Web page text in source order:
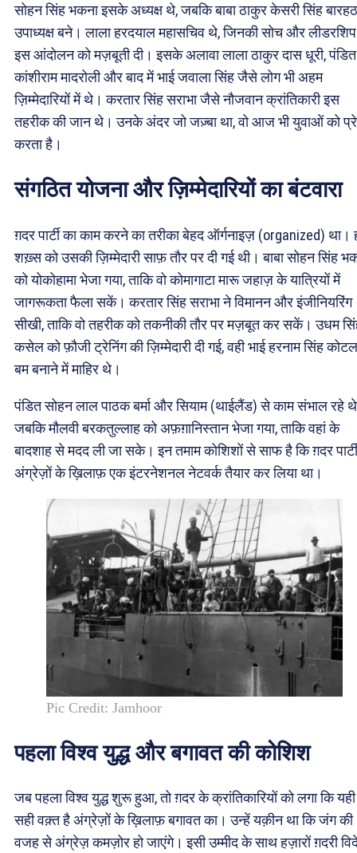
सोहन सिंह भकना इसके अध्यक्ष थे, जबकि बाबा ठाकुर केसरी सिंह बारहठ
उपाध्यक्ष बने। लाला हरदयाल महासचिव थे, जिनकी सोच और
इस आंदोलन को मज़बूती दी। इसके अलावा लाला ठाकुर दास धूरी, पंडित
कांशीराम मादरोली और बाद में भाई जवाला सिंह जैसे लोग भी अहम
ज़िम्मेदारियों में थे। करतार सिंह सराभा जैसे नौजवान क्रांतिकारी इस
तहरीक की जान थे। उनके अंदर जो जज़्बा था, वो आज भी युवाओं को
करता है।
संगठित योजना और ज़िम्मेदारियों का बंटवारा
ग़दर पार्टी का काम करने का तरीका बेहद ऑर्गनाइज़ (organized) था।
शख़्स को उसकी ज़िम्मेदारी साफ़ तौर पर दी गई थी। बाबा सोहन सिंह
को योकोहामा भेजा गया, ताकि वो कोमागाटा मारू जहाज़ के यात्रियों में
जागरूकता फैला सकें। करतार सिंह सराभा ने विमानन और इंजीनियरिंग
सीखी, ताकि वो तहरीक को तकनीकी तौर पर मज़बूत कर सकें। उधम
कसेल को फ़ौजी ट्रेनिंग की ज़िम्मेदारी दी गई, वही भाई हरनाम सिंह
बम बनाने में माहिर थे।
पंडित सोहन लाल पाठक बर्मा और सियाम (थाईलैंड) से काम संभाल रहे
जबकि मौलवी बरकतुल्लाह को अफ़ग़ानिस्तान भेजा गया, ताकि वहां के
बादशाह से मदद ली जा सके। इन तमाम कोशिशों से साफ है कि ग़दर
अंग्रेज़ों के ख़िलाफ़ एक इंटरनेशनल नेटवर्क तैयार कर लिया था।
Pic Credit: Jamhoor
पहला विश्व युद्ध और बगावत की कोशिश
जब पहला विश्व युद्ध शुरू हुआ, तो ग़दर के क्रांतिकारियों को लगा कि यही
सही वक़्त है अंग्रेज़ों के ख़िलाफ़ बगावत का। उन्हें यक़ीन था कि जंग की
वजह से अंग्रेज़ कमज़ोर हो जाएंगे। इसी उम्मीद के साथ हज़ारों ग़दरी